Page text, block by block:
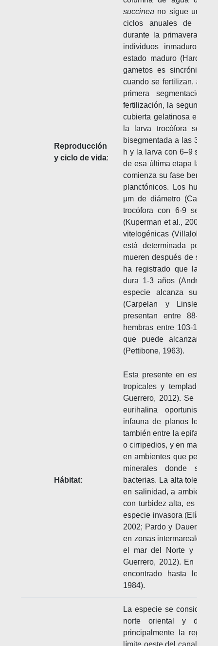
Reproducción
y ciclo de vida:
succinea no sigue un
ciclos anuales de
durante la primavera
individuos inmaduros
estado maduro
gametos es sincrónica
cuando se fertilizan,
primera
fertilización, la segunda a
cubierta gelatinosa e
la larva trocófora se
bisegmentada a las 36 h,
h y la larva con 6–9
de esa última etapa la
comienza su fase
planctónicos. Los
μm de diámetro
trocófora con 6-9
(Kuperman et al., 2002).
vitelogénicas (Villalobos-
está determinada por
mueren después de su
ha registrado que la
dura 1-3 años (Andries,
especie alcanza su
(Carpelan y Linsley,
presentan entre 88-98
hembras entre 103-125
que puede alcanzar
(Pettibone, 1963).
Hábitat:
Esta presente en
tropicales y templados,
Guerrero, 2012). Se le
eurihalina oportunista,
infauna de planos
también entre la epifauna
o cirripedios, y en masas
en ambientes que
minerales donde se
bacterias. La alta
en salinidad, a ambientes
con turbidez alta, es un
especie invasora (Elías et
2002; Pardo y Dauer,
en zonas intermareales y
el mar del Norte y el
Guerrero, 2012). En el
encontrado hasta los
1984).
La especie se considera
norte oriental y del
principalmente la región
límite oeste del canal de